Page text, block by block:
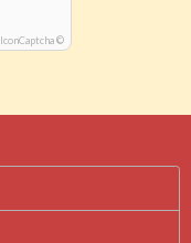
IconCaptcha ©